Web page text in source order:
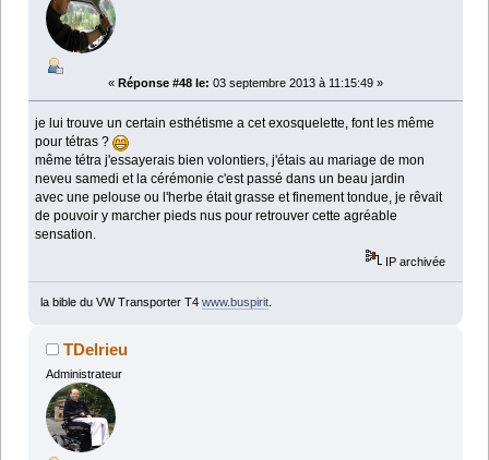
« Réponse #48 le: 03 septembre 2013 à 11:15:49 »
je lui trouve un certain esthétisme a cet exosquelette, font les même
pour tétras ?
même tétra j'essayerais bien volontiers, j'étais au mariage de mon
neveu samedi et la cérémonie c'est passé dans un beau jardin
avec une pelouse ou l'herbe était grasse et finement tondue, je rêvait
de pouvoir y marcher pieds nus pour retrouver cette agréable
sensation.
IP archivée
la bible du VW Transporter T4 www.buspirit.
TDelrieu
Administrateur